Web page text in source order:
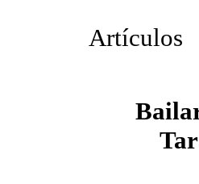
Artículos